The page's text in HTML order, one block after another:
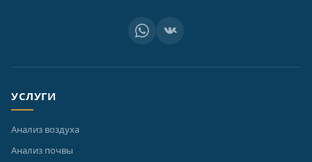
УСЛУГИ
Анализ воздуха
Анализ почвы